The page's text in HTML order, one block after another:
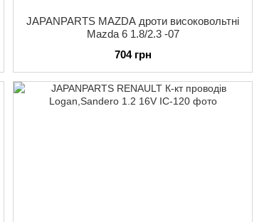
JAPANPARTS MAZDA дроти високовольтні
Mazda 6 1.8/2.3 -07
704 грн